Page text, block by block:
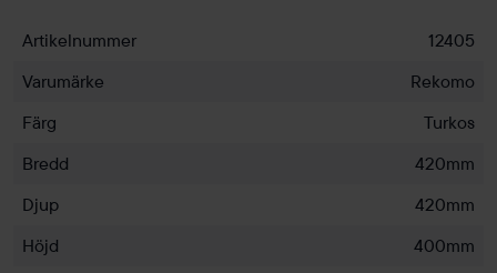
Artikelnummer
12405
Varumärke
Rekomo
Färg
Turkos
Bredd
420mm
Djup
420mm
Höjd
400mm